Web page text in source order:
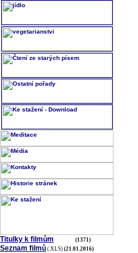
Titulky k filmům (1371)
Seznam filmů (.XLS) (21.01.2016)